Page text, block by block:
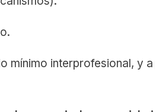
mínimo interprofesional, y